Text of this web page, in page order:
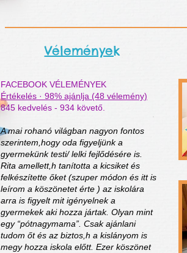
Vélemények
FACEBOOK VÉLEMÉNYEK
Értékelés · 98% ajánlja (48 vélemény)
845 kedvelés - 934 követő.
A mai rohanó világban nagyon fontos
szerintem,hogy oda figyeljünk a
gyermekünk testi/ lelki fejlődésére is.
Rita amellett,h tanította a kicsiket és
felkészítette őket (szuper módon és itt is
leírom a köszönetet érte ) az iskolára
arra is figyelt mit igényelnek a
gyermekek aki hozza jártak. Olyan mint
egy “pótnagymama”. Csak ajánlani
tudom őt és az biztos,h a kislányom is
megy hozza iskola előtt. Ezer köszönet